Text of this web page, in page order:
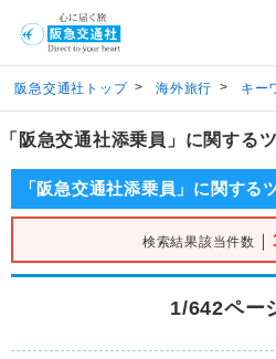
阪急交通社トップ > 海外旅行 > キー
「阪急交通社添乗員」に関する
「阪急交通社添乗員」に関する
検索結果該当件数 ｜
1/642ペー